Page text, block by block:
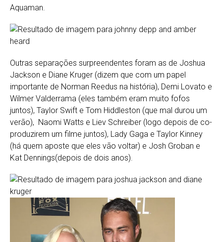
Aquaman.
Outras separações surpreendentes foram as de Joshua
Jackson e Diane Kruger (dizem que com um papel
importante de Norman Reedus na história), Demi Lovato e
Wilmer Valderrama (eles também eram muito fofos
juntos), Taylor Swift e Tom Hiddleston (que mal durou um
verão), Naomi Watts e Liev Schreiber (logo depois de co-
produzirem um filme juntos), Lady Gaga e Taylor Kinney
(há quem aposte que eles vão voltar) e Josh Groban e
Kat Dennings(depois de dois anos).